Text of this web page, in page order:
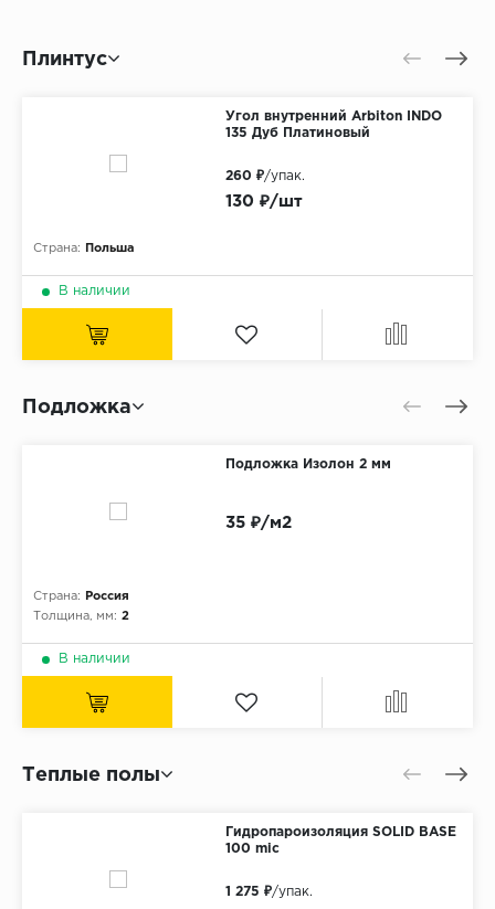
Плинтус
Угол внутренний Arbiton INDO
135 Дуб Платиновый
Страна: Польша
130 ₽/шт
260 ₽/упак.
В наличии
Подложка
Подложка Изолон 2 мм
Страна:
Россия
Толщина, мм: 2
35 ₽/м2
В наличии
Теплые полы
Гидропароизоляция SOLID BASE
100 mic
1 275 ₽/упак.